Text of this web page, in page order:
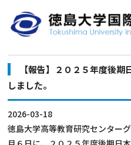
【報告】２０２５年度後
しました。
2026-03-18
徳島大学高等教育研究センター